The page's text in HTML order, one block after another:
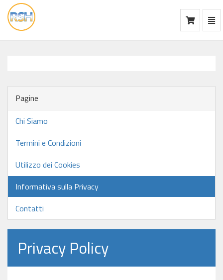
vai
alla
Pagine
Chi Siamo
Termini e Condizioni
Utilizzo dei Cookies
Informativa sulla Privacy
Contatti
Privacy Policy